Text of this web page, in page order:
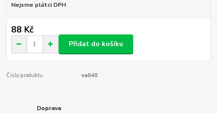
Nejsme plátci DPH
88 Kč
Přidat do košíku
Číslo produktu: va040
Doprava